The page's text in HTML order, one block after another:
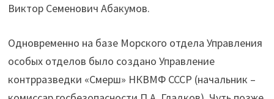
Виктор Семенович Абакумов.
Одновременно на базе Морского отдела Управления
особых отделов было создано Управление
контрразведки «Смерш» НКВМФ СССР (начальник –